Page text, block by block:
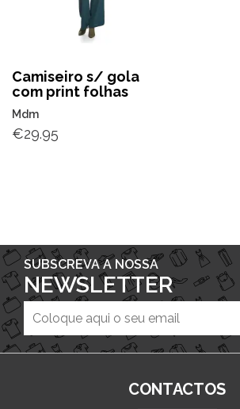
Camiseiro s/ gola
com print folhas
Mdm
€29.95
SUBSCREVA A NOSSA
NEWSLETTER
CONTACTOS